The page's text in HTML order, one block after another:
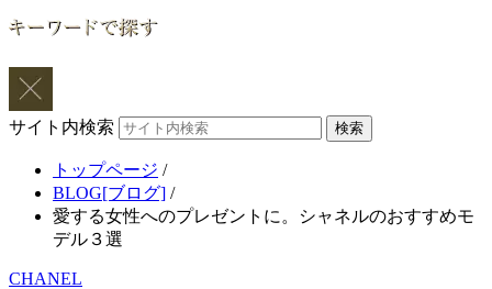
サイト内検索
トップページ /
BLOG[ブログ] /
愛する女性へのプレゼントに。シャネルのおすすめモ
デル３選
CHANEL